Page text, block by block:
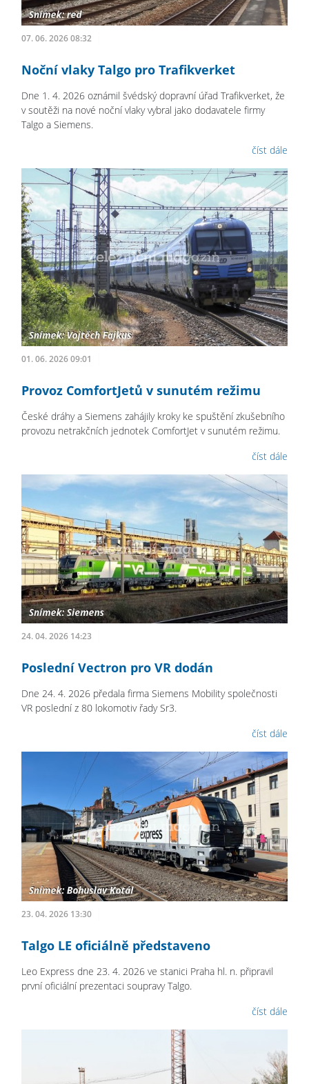
07. 06. 2026 08:32
Noční vlaky Talgo pro Trafikverket
Dne 1. 4. 2026 oznámil švédský dopravní úřad Trafikverket, že
v soutěži na nové noční vlaky vybral jako dodavatele firmy
Talgo a Siemens.
číst dále
01. 06. 2026 09:01
Provoz ComfortJetů v sunutém režimu
České dráhy a Siemens zahájily kroky ke spuštění zkušebního
provozu netrakčních jednotek ComfortJet v sunutém režimu.
číst dále
24. 04. 2026 14:23
Poslední Vectron pro VR dodán
Dne 24. 4. 2026 předala firma Siemens Mobility společnosti
VR poslední z 80 lokomotiv řady Sr3.
číst dále
23. 04. 2026 13:30
Talgo LE oficiálně představeno
Leo Express dne 23. 4. 2026 ve stanici Praha hl. n. připravil
první oficiální prezentaci soupravy Talgo.
číst dále